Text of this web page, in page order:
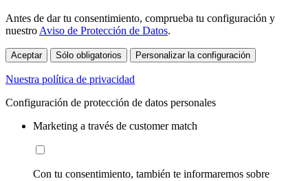
Antes de dar tu consentimiento, comprueba tu configuración y
nuestro Aviso de Protección de Datos.
Aceptar Sólo obligatorios Personalizar la configuración
Nuestra política de privacidad
Configuración de protección de datos personales
Marketing a través de customer match
Con tu consentimiento, también te informaremos sobre